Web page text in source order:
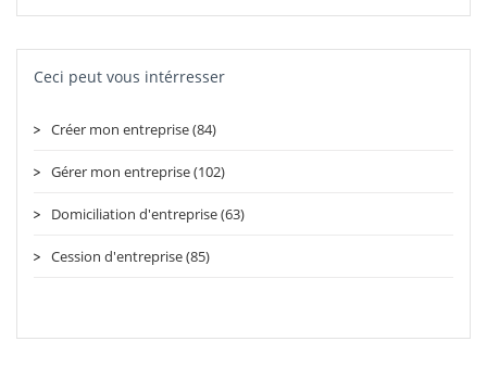
Ceci peut vous intérresser
Créer mon entreprise (84)
Gérer mon entreprise (102)
Domiciliation d'entreprise (63)
Cession d'entreprise (85)